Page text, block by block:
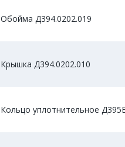
Обойма Д394.0202.019
Крышка Д394.0202.010
Кольцо уплотнительное